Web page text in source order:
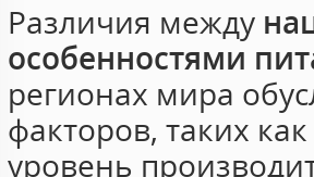
Различия между
особенностями
регионах мира
факторов, таких
уровень